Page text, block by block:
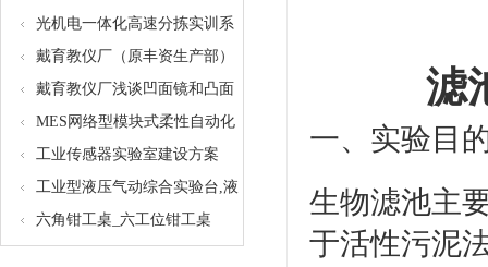
台_工业机器人基础应用实训考
核设备
光机电一体化高速分拣实训系
统_光机电一体化高速分拣实验
实训设备
戴育教仪厂（原丰资生产部）
助力春季高教仪器展
戴育教仪厂浅谈凹面镜和凸面
镜的区别之处
MES网络型模块式柔性自动化
生产线实验系统(八站)_模块柔
性自动化生产线教学实训设备
工业传感器实验室建设方案
工业型液压气动综合实验台,液
压气动综合实训台
六角钳工桌_六工位钳工桌
滤
一、实验目
生物滤池主
于活性污泥